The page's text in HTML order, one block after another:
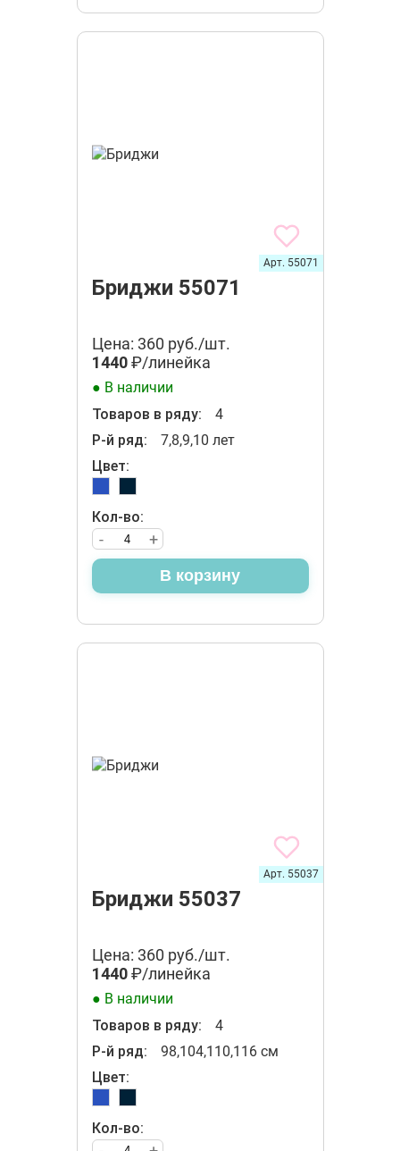
Бриджи 55071
Арт. 55071
Цена: 360 руб./шт.
1440₽/линейка
● В наличии
Товаров в ряду:
4
Р-й ряд:
7,8,9,10 лет
Цвет:
Кол-во:
+
-
В корзину
Бриджи 55037
Арт. 55037
Цена: 360 руб./шт.
1440₽/линейка
● В наличии
Товаров в ряду:
4
Р-й ряд:
98,104,110,116 см
Цвет:
Кол-во: